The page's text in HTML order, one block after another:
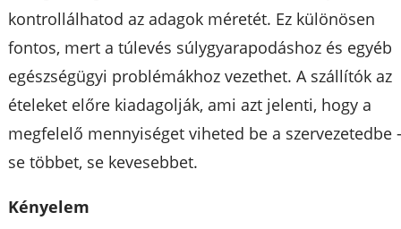
kontrollálhatod az adagok méretét. Ez különösen
fontos, mert a túlevés súlygyarapodáshoz és egyéb
egészségügyi problémákhoz vezethet. A szállítók az
ételeket előre kiadagolják, ami azt jelenti, hogy a
megfelelő mennyiséget viheted be a szervezetedbe
se többet, se kevesebbet.
Kényelem